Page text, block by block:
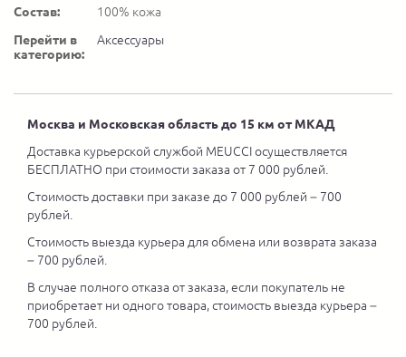
Состав:
100% кожа
Перейти в
категорию:
Аксессуары
Москва и Московская область до 15 км от МКАД
Доставка курьерской службой MEUCCI осуществляется
БЕСПЛАТНО при стоимости заказа от 7 000 рублей.
Стоимость доставки при заказе до 7 000 рублей – 700
рублей.
Стоимость выезда курьера для обмена или возврата заказа
– 700 рублей.
В случае полного отказа от заказа, если покупатель не
приобретает ни одного товара, стоимость выезда курьера –
700 рублей.